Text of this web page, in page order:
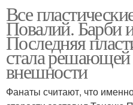
Все
Повалий. Барби
Последняя
стала решающей
внешности
Фанаты считают, что